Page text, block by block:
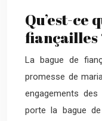
Qu’est-ce
fiançailles
La bague de
promesse de
engagements
porte la bague